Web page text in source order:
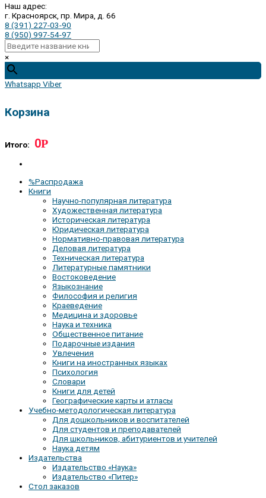
Наш адрес:
г. Красноярск, пр. Мира, д. 66
8 (391) 227-03-90
8 (950) 997-54-97
×
Whatsapp Viber
Корзина
Итого: 0Р
%Распродажа
Книги
Научно-популярная литература
Художественная литература
Историческая литература
Юридическая литература
Нормативно-правовая литература
Деловая литература
Техническая литература
Литературные памятники
Востоковедение
Языкознание
Философия и религия
Краеведение
Медицина и здоровье
Наука и техника
Общественное питание
Подарочные издания
Увлечения
Книги на иностранных языках
Психология
Словари
Книги для детей
Географические карты и атласы
Учебно-методологическая литература
Для дошкольников и воспитателей
Для студентов и преподавателей
Для школьников, абитуриентов и учителей
Наука детям
Издательства
Издательство «Наука»
Издательство «Питер»
Стол заказов